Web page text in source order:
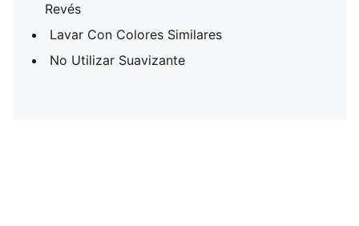
Revés
Lavar Con Colores Similares
No Utilizar Suavizante